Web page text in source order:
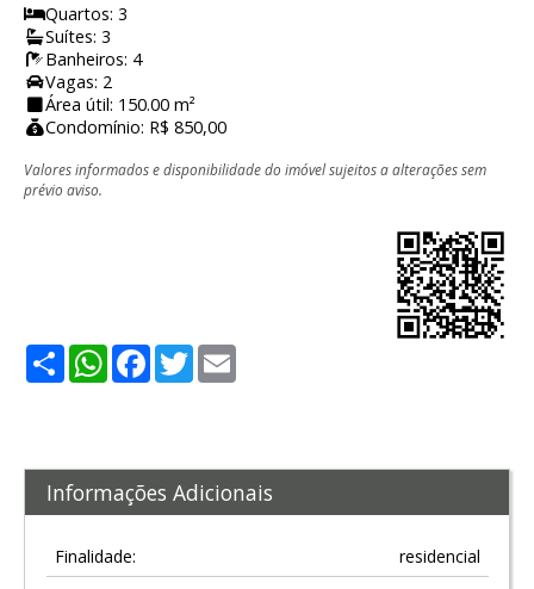
Quartos: 3
Suítes: 3
Banheiros: 4
Vagas: 2
Área útil: 150.00 m²
Condomínio: R$ 850,00
Valores informados e disponibilidade do imóvel sujeitos a alterações sem
prévio aviso.
ShareWhatsApp
Facebook
Twitter
Informações Adicionais
Finalidade: residencial